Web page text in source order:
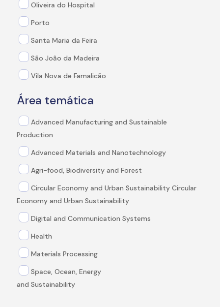
Oliveira do Hospital
Porto
Santa Maria da Feira
São João da Madeira
Vila Nova de Famalicão
Área temática
Advanced Manufacturing and Sustainable
Production
Advanced Materials and Nanotechnology
Agri-food, Biodiversity and Forest
Circular Economy and Urban Sustainability Circular
Economy and Urban Sustainability
Digital and Communication Systems
Health
Materials Processing
Space, Ocean, Energy
and Sustainability